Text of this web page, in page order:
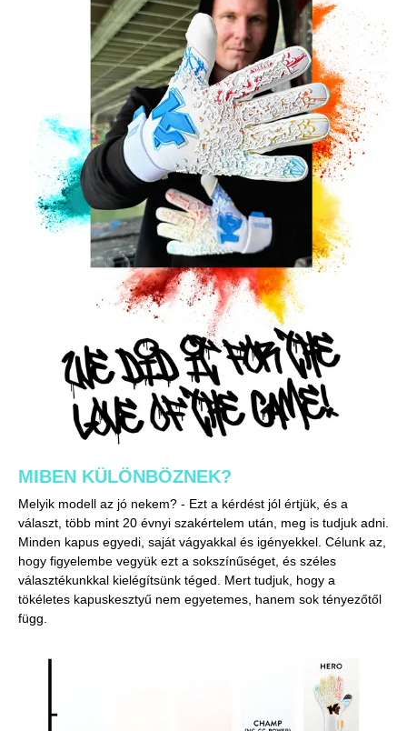
MIBEN KÜLÖNBÖZNEK?
Melyik modell az jó nekem? - Ezt a kérdést jól értjük, és a
választ, több mint 20 évnyi szakértelem után, meg is tudjuk adni.
Minden kapus egyedi, saját vágyakkal és igényekkel. Célunk az,
hogy figyelembe vegyük ezt a sokszínűséget, és széles
választékunkkal kielégítsünk téged. Mert tudjuk, hogy a
tökéletes kapuskesztyű nem egyetemes, hanem sok tényezőtől
függ.